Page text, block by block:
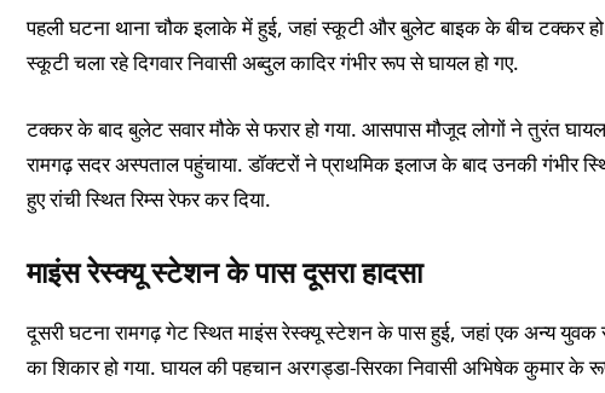
पहली घटना थाना चौक इलाके में हुई, जहां स्कूटी और बुलेट बाइक के बीच टक्कर
स्कूटी चला रहे दिगवार निवासी अब्दुल कादिर गंभीर रूप से घायल हो गए.
टक्कर के बाद बुलेट सवार मौके से फरार हो गया. आसपास मौजूद लोगों ने तुरंत
रामगढ़ सदर अस्पताल पहुंचाया. डॉक्टरों ने प्राथमिक इलाज के बाद उनकी गंभीर
हुए रांची स्थित रिम्स रेफर कर दिया.
माइंस रेस्क्यू स्टेशन के पास दूसरा हादसा
दूसरी घटना रामगढ़ गेट स्थित माइंस रेस्क्यू स्टेशन के पास हुई, जहां एक अन्य युवक
का शिकार हो गया. घायल की पहचान अरगड्डा-सिरका निवासी अभिषेक कुमार के